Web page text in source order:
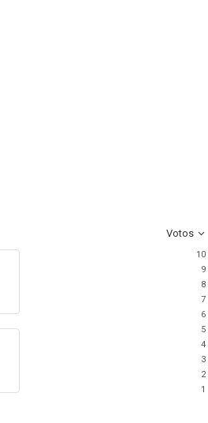
Votos
10
9
8
7
6
5
4
3
2
1